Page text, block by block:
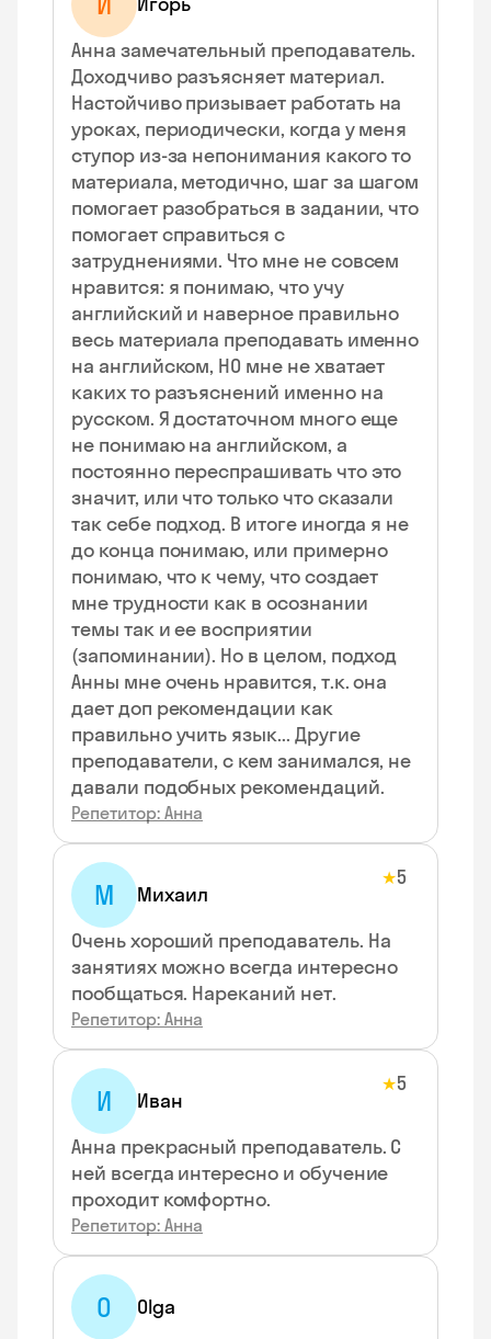
Анна замечательный преподаватель.
Доходчиво разъясняет материал.
Настойчиво призывает работать на
уроках, периодически, когда у меня
ступор из-за непонимания какого то
материала, методично, шаг за шагом
помогает разобраться в задании, что
помогает справиться с
затруднениями. Что мне не совсем
нравится: я понимаю, что учу
английский и наверное правильно
весь материала преподавать именно
на английском, НО мне не хватает
каких то разъяснений именно на
русском. Я достаточном много еще
не понимаю на английском, а
постоянно переспрашивать что это
значит, или что только что сказали
так себе подход. В итоге иногда я не
до конца понимаю, или примерно
понимаю, что к чему, что создает
мне трудности как в осознании
темы так и ее восприятии
(запоминании). Но в целом, подход
Анны мне очень нравится, т.к. она
дает доп рекомендации как
правильно учить язык... Другие
преподаватели, с кем занимался, не
давали подобных рекомендаций.
Репетитор: Анна
М Михаил
★5
Очень хороший преподаватель. На
занятиях можно всегда интересно
пообщаться. Нареканий нет.
Репетитор: Анна
И Иван
★5
Анна прекрасный преподаватель. С
ней всегда интересно и обучение
проходит комфортно.
Репетитор: Анна
O
Olga